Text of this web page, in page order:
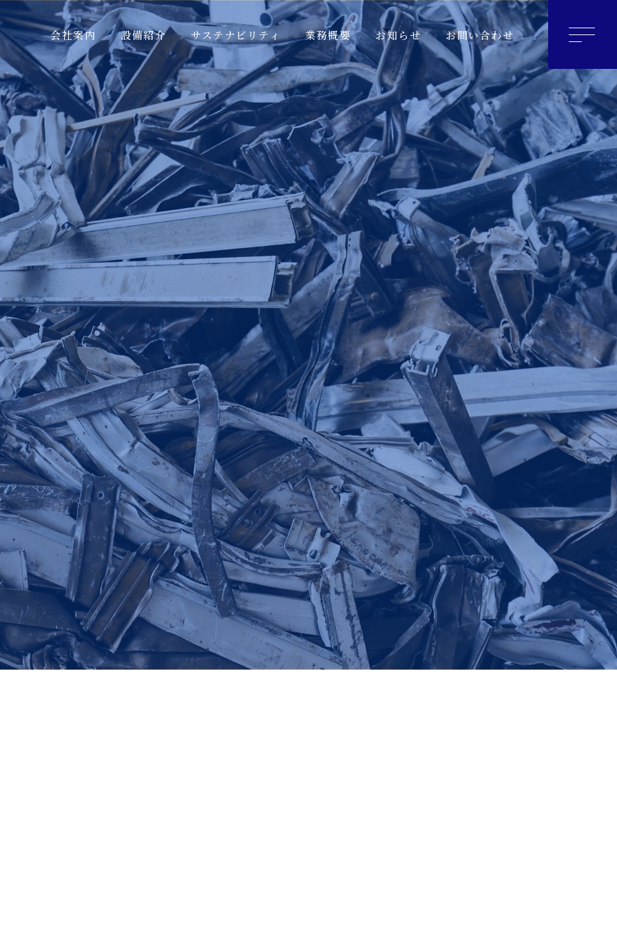
会社案内
MESSAGE
OVERVIEW
HISTORY
AWARDS
OFFICE
INTRODUCTION
CORPORATE
GROUP
設備紹介
サステナビリティ
ATTEMPT
SDGS
業務概要
PRODUCTS
FLOW
EXPORT
お知らせ
お問い合わせ
PURCHASE
FLOW
CONTACT
US